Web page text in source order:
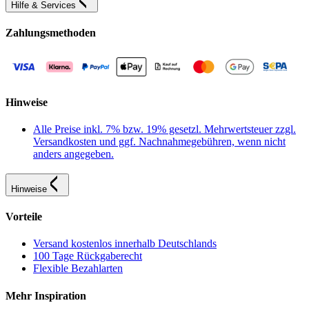
Hilfe & Services
Zahlungsmethoden
Hinweise
Alle Preise inkl. 7% bzw. 19% gesetzl. Mehrwertsteuer zzgl.
Versandkosten und ggf. Nachnahmegebühren, wenn nicht
anders angegeben.
Hinweise
Vorteile
Versand kostenlos innerhalb Deutschlands
100 Tage Rückgaberecht
Flexible Bezahlarten
Mehr Inspiration